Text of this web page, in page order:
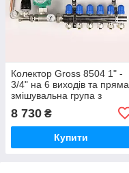
Колектор Gross 8504 1" -
3/4" на 6 виходів та пряма
змішувальна група з
8 730 ₴
Купити